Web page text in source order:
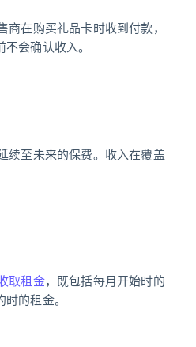
商在购买礼品卡时收到付款，
会确认收入。
续至未来的保费。收入在覆盖
取租金，既包括每月开始时的
的租金。